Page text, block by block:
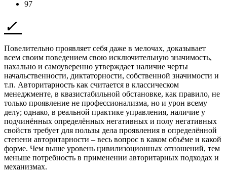
97
Повелительно проявляет себя даже в мелочах, доказывает
всем своим поведением свою исключительную значимость,
нахально и самоуверенно утверждает наличие черты
начальственности, диктаторности, собственной значимости и
т.п. Авторитарность как считается в классическом
менеджменте, в квазистабильной обстановке, как правило, не
только проявление не профессионализма, но и урон всему
делу; однако, в реальной практике управления, наличие у
подчинённых определённых негативных и полу негативных
свойств требует для пользы дела проявления в определённой
степени авторитарности – весь вопрос в каком объёме и какой
форме. Чем выше уровень цивилизоционных отношений, тем
меньше потребность в применении авторитарных подходах и
механизмах.